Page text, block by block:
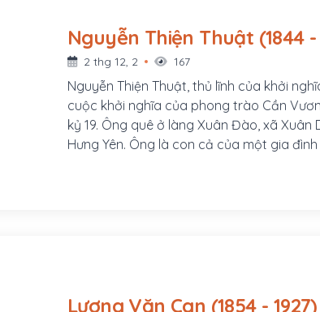
Nguyễn Thiện
2 thg 12, 2 167
Nguyễn Thiện Thuật, thủ lĩnh của khởi
cuộc khởi nghĩa của phong trào Cần
kỷ 19. Ông quê ở làng Xuân Đào, xã Xuân
Hưng Yên. Ông là con cả của một gia
Lương Văn Can (1854 - 1927)